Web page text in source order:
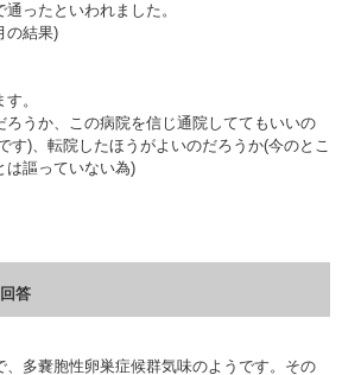
ったといわれました。
の結果)
。
ろうか、この病院を信じ通院しててもいいの
す)、転院したほうがよいのだろうか(今のとこ
は謳っていない為)
答
、多嚢胞性卵巣症候群気味のようです。その